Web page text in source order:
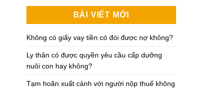
BÀI VIẾT MỚI
Không có giấy vay tiền có đòi được nợ không?
Ly thân có được quyền yêu cầu cấp dưỡng
nuôi con hay không?
Tạm hoãn xuất cảnh với người nộp thuế không